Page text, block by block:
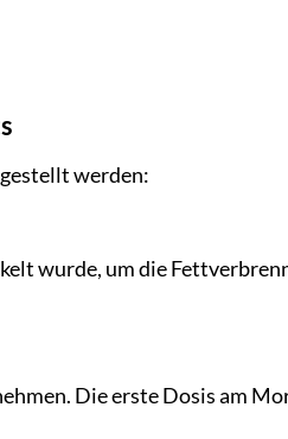
werden:
wurde, um die
Die erste Dosis am